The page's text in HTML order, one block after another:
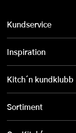
Kundservice
Inspiration
Kitch´n kundklubb
Sortiment